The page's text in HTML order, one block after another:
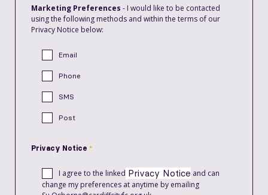
Marketing Preferences - I would like to be contacted
using the following methods and within the terms of our
Privacy Notice below:
Email
Phone
SMS
Post
Privacy Notice
I agree to the linked Privacy Notice and can
change my preferences at anytime by emailing